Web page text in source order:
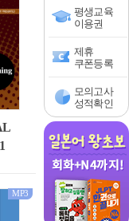
평생교육
이용권
제휴
쿠폰등록
모의고사
성적확인
MP3